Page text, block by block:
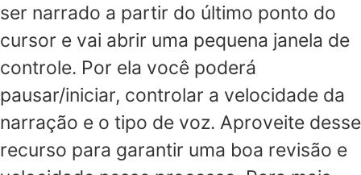
ser narrado a partir do último ponto do
cursor e vai abrir uma pequena janela de
controle. Por ela você poderá
pausar/iniciar, controlar a velocidade da
narração e o tipo de voz. Aproveite desse
recurso para garantir uma boa revisão e